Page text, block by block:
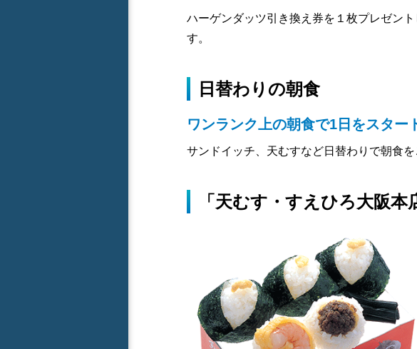
ハーゲンダッツ引き換え券を１枚プレゼン
す。
日替わりの朝食
ワンランク上の朝食で1日をスター
サンドイッチ、天むすなど日替わりで朝食を
「天むす・すえひろ大阪本